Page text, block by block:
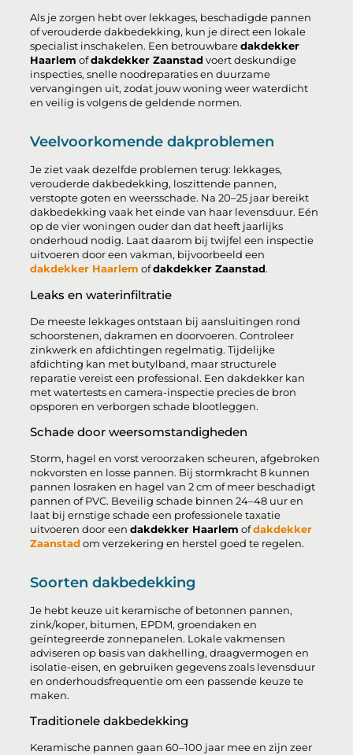
Als je zorgen hebt over lekkages, beschadigde pannen
of verouderde dakbedekking, kun je direct een lokale
specialist inschakelen. Een betrouwbaredakdekker
Haarlem ofdakdekker Zaanstad voert deskundige
inspecties, snelle noodreparaties en duurzame
vervangingen uit, zodat jouw woning weer waterdicht
en veilig is volgens de geldende normen.
Veelvoorkomende dakproblemen
Je ziet vaak dezelfde problemen terug: lekkages,
verouderde dakbedekking, loszittende pannen,
verstopte goten en weersschade. Na 20–25 jaar bereikt
dakbedekking vaak het einde van haar levensduur. Eén
op de vier woningen ouder dan dat heeft jaarlijks
onderhoud nodig. Laat daarom bij twijfel een inspectie
uitvoeren door een vakman, bijvoorbeeld een
dakdekker Haarlem ofdakdekker Zaanstad.
Leaks en waterinfiltratie
De meeste lekkages ontstaan bij aansluitingen rond
schoorstenen, dakramen en doorvoeren. Controleer
zinkwerk en afdichtingen regelmatig. Tijdelijke
afdichting kan met butylband, maar structurele
reparatie vereist een professional. Een dakdekker kan
met watertests en camera-inspectie precies de bron
opsporen en verborgen schade blootleggen.
Schade door weersomstandigheden
Storm, hagel en vorst veroorzaken scheuren, afgebroken
nokvorsten en losse pannen. Bij stormkracht 8 kunnen
pannen losraken en hagel van 2 cm of meer beschadigt
pannen of PVC. Beveilig schade binnen 24–48 uur en
laat bij ernstige schade een professionele taxatie
uitvoeren door eendakdekker Haarlem ofdakdekker
Zaanstad om verzekering en herstel goed te regelen.
Soorten dakbedekking
Je hebt keuze uit keramische of betonnen pannen,
zink/koper, bitumen, EPDM, groendaken en
geïntegreerde zonnepanelen. Lokale vakmensen
adviseren op basis van dakhelling, draagvermogen en
isolatie-eisen, en gebruiken gegevens zoals levensduur
en onderhoudsfrequentie om een passende keuze te
maken.
Traditionele dakbedekking
Keramische pannen gaan 60–100 jaar mee en zijn zeer